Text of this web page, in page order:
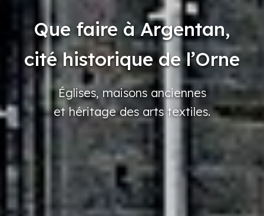
Que faire à Argentan,
cité historique de l’Orne
Églises, maisons anciennes
et héritage des arts textiles.